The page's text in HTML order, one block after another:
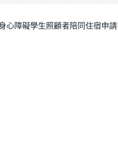
心障礙學生照顧者陪同住宿申